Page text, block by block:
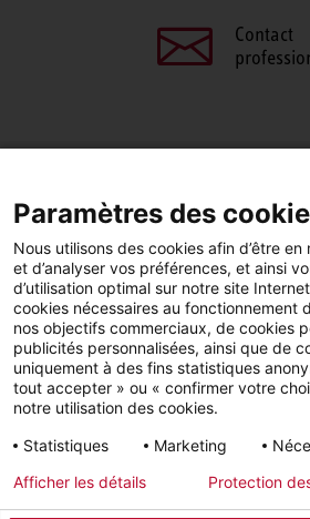
Contact
FacebookLinkedIn
Mentions légales
YouTube LinkedIn
Instagram
Paramètres des
Nous utilisons des cookies afin d’être
et d’analyser vos préférences, et ainsi
d’utilisation optimal sur notre site
cookies nécessaires au fonctionnement
nos objectifs commerciaux, de cookies
publicités personnalisées, ainsi que de
uniquement à des fins statistiques
tout accepter » ou « confirmer votre
notre utilisation des cookies.
Statistiques
Marketing
Afficher les détails
Protection